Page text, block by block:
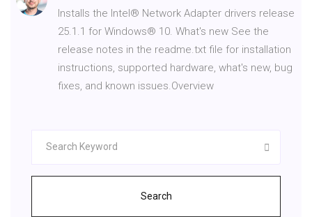
Installs the Intel® Network Adapter drivers release
25.1.1 for Windows® 10. What's new See the
release notes in the readme.txt file for installation
instructions, supported hardware, what's new, bug
fixes, and known issues.Overview
Search